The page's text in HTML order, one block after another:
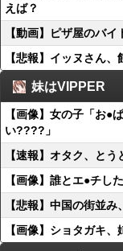
えば？
【動画】ピザ屋のバ
【悲報】イッヌさん
妹はVIPPER
【画像】女の子「お●
い????」
【速報】オタク、と
【画像】誰とエ●チし
【悲報】中国の街並
【画像】ショタガキ